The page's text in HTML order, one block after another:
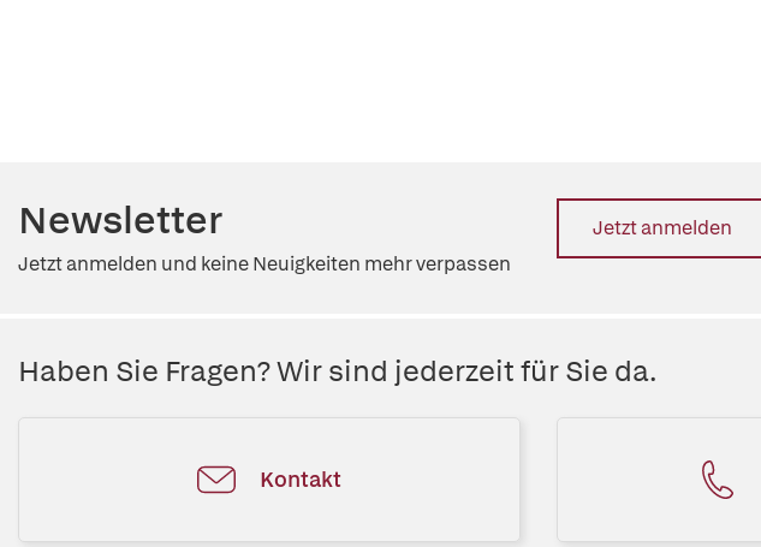
Newsletter
Jetzt anmelden und keine Neuigkeiten mehr verpassen
Jetzt anmelden
Haben Sie Fragen? Wir sind jederzeit für Sie da.
Kontakt